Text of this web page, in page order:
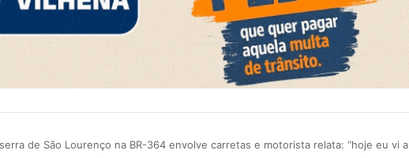
de São Lourenço na BR-364 envolve carretas e motorista relata: “hoje eu vi a